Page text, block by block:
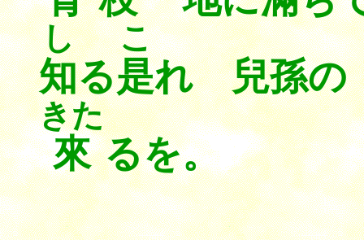
知
し
る是
こ
れ 兒孫
來
きた
るを。